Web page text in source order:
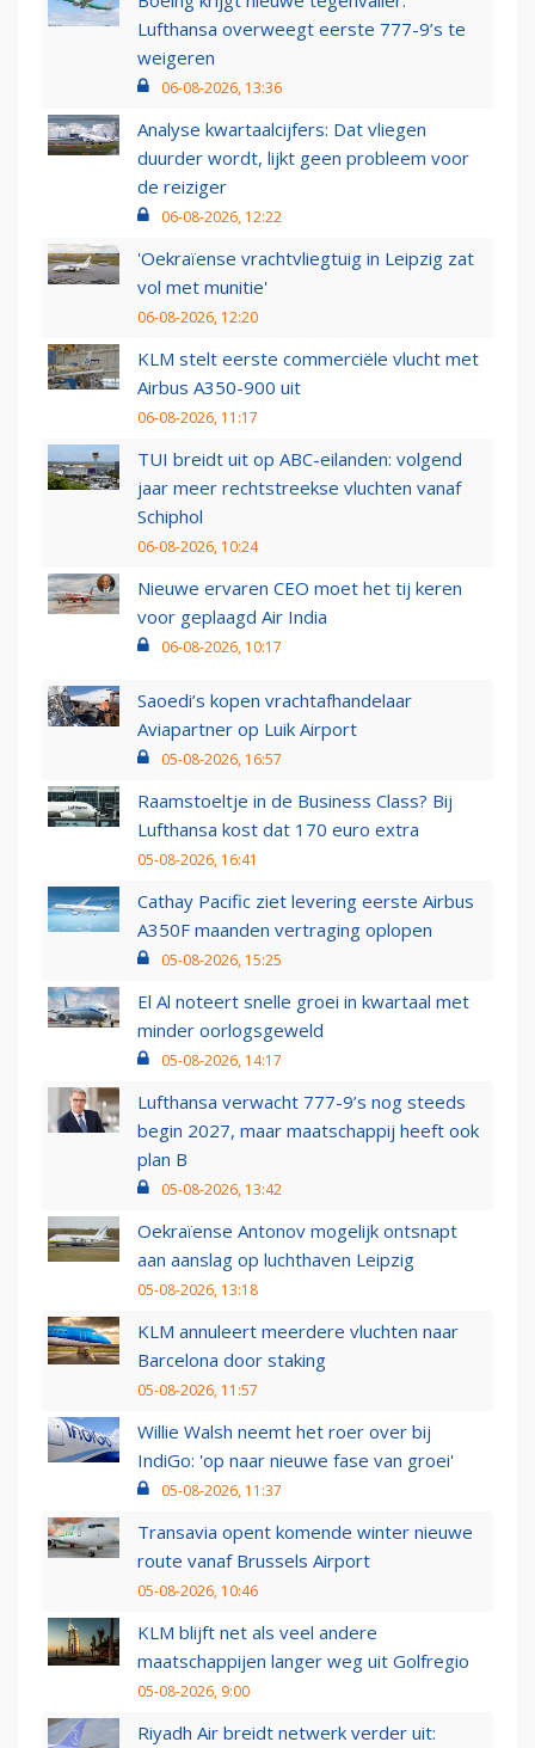
Lufthansa overweegt eerste 777-9’s te
weigeren
06-08-2026, 13:36
Analyse kwartaalcijfers: Dat vliegen
duurder wordt, lijkt geen probleem voor
de reiziger
06-08-2026, 12:22
'Oekraïense vrachtvliegtuig in Leipzig zat
vol met munitie'
06-08-2026, 12:20
KLM stelt eerste commerciële vlucht met
Airbus A350-900 uit
06-08-2026, 11:17
TUI breidt uit op ABC-eilanden: volgend
jaar meer rechtstreekse vluchten vanaf
Schiphol
06-08-2026, 10:24
Nieuwe ervaren CEO moet het tij keren
voor geplaagd Air India
06-08-2026, 10:17
Saoedi’s kopen vrachtafhandelaar
Aviapartner op Luik Airport
05-08-2026, 16:57
Raamstoeltje in de Business Class? Bij
Lufthansa kost dat 170 euro extra
05-08-2026, 16:41
Cathay Pacific ziet levering eerste Airbus
A350F maanden vertraging oplopen
05-08-2026, 15:25
El Al noteert snelle groei in kwartaal met
minder oorlogsgeweld
05-08-2026, 14:17
Lufthansa verwacht 777-9’s nog steeds
begin 2027, maar maatschappij heeft ook
plan B
05-08-2026, 13:42
Oekraïense Antonov mogelijk ontsnapt
aan aanslag op luchthaven Leipzig
05-08-2026, 13:18
KLM annuleert meerdere vluchten naar
Barcelona door staking
05-08-2026, 11:57
Willie Walsh neemt het roer over bij
IndiGo: 'op naar nieuwe fase van groei'
05-08-2026, 11:37
Transavia opent komende winter nieuwe
route vanaf Brussels Airport
05-08-2026, 10:46
KLM blijft net als veel andere
maatschappijen langer weg uit Golfregio
05-08-2026, 9:00
Riyadh Air breidt netwerk verder uit: